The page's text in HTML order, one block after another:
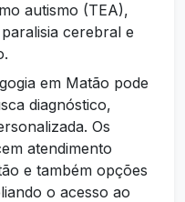
autismo (TEA),
cerebral e
em Matão pode
diagnóstico,
Os
atendimento
e também opções
o acesso ao